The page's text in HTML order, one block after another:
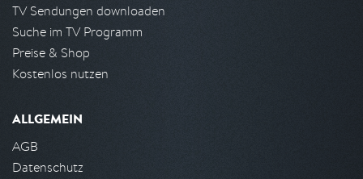
TV Sendungen downloaden
Suche im TV Programm
Preise & Shop
Kostenlos nutzen
ALLGEMEIN
AGB
Datenschutz